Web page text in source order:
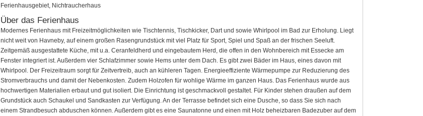
Ferienhausgebiet, Nichtraucherhaus
Über das Ferienhaus
Modernes Ferienhaus mit Freizeitmöglichkeiten wie Tischtennis, Tischkicker, Dart und sowie Whirlpool im Bad zur Erholung. Liegt
nicht weit von Havneby, auf einem großen Rasengrundstück mit viel Platz für Sport, Spiel und Spaß an der frischen Seeluft.
Zeitgemäß ausgestattete Küche, mit u.a. Ceranfeldherd und eingebautem Herd, die offen in den Wohnbereich mit Essecke am
Fenster integriert ist. Außerdem vier Schlafzimmer sowie Hems unter dem Dach. Es gibt zwei Bäder im Haus, eines davon mit
Whirlpool. Der Freizeitraum sorgt für Zeitvertreib, auch an kühleren Tagen. Energieeffiziente Wärmepumpe zur Reduzierung des
Stromverbrauchs und damit der Nebenkosten. Zudem Holzofen für wohlige Wärme im ganzen Haus. Das Ferienhaus wurde aus
hochwertigen Materialien erbaut und gut isoliert. Die Einrichtung ist geschmackvoll gestaltet. Für Kinder stehen draußen auf dem
Grundstück auch Schaukel und Sandkasten zur Verfügung. An der Terrasse befindet sich eine Dusche, so dass Sie sich nach
einem Strandbesuch abduschen können. Außerdem gibt es eine Saunatonne und einen mit Holz beheizbaren Badezuber auf dem